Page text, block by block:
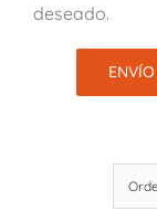
deseado.